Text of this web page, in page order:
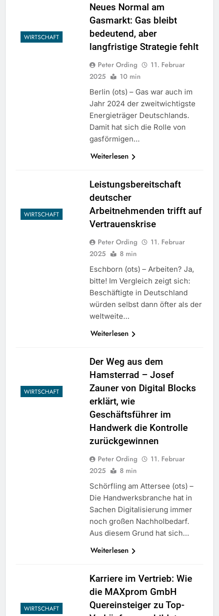
WIRTSCHAFT
Neues Normal am
Gasmarkt: Gas bleibt
bedeutend, aber
langfristige Strategie fehlt
Peter Ording
11. Februar
2025
10 min
Berlin (ots) – Gas war auch im
Jahr 2024 der zweitwichtigste
Energieträger Deutschlands.
Damit hat sich die Rolle von
gasförmigen…
Weiterlesen
WIRTSCHAFT
Leistungsbereitschaft
deutscher
Arbeitnehmenden trifft auf
Vertrauenskrise
Peter Ording
11. Februar
2025
8 min
Eschborn (ots) – Arbeiten? Ja,
bitte! Im Vergleich zeigt sich:
Beschäftigte in Deutschland
würden selbst dann öfter als der
weltweite…
Weiterlesen
WIRTSCHAFT
Der Weg aus dem
Hamsterrad – Josef
Zauner von Digital Blocks
erklärt, wie
Geschäftsführer im
Handwerk die Kontrolle
zurückgewinnen
Peter Ording
11. Februar
2025
8 min
Schörfling am Attersee (ots) –
Die Handwerksbranche hat in
Sachen Digitalisierung immer
noch großen Nachholbedarf.
Aus diesem Grund hat sich…
Weiterlesen
WIRTSCHAFT
Karriere im Vertrieb: Wie
die MAXprom GmbH
Quereinsteiger zu Top-